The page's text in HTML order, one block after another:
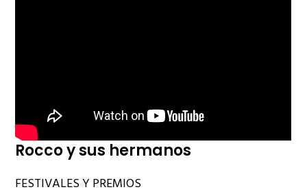
Rocco y sus hermanos
FESTIVALES Y PREMIOS